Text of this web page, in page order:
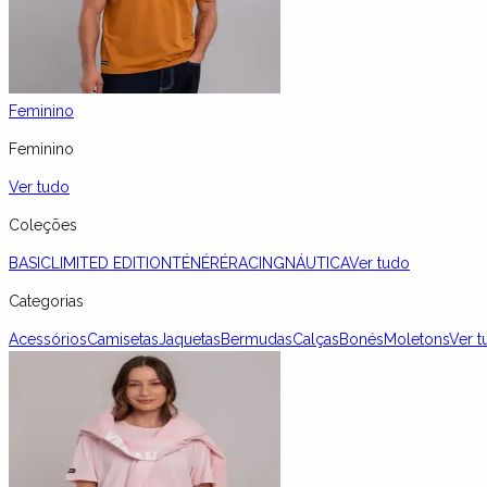
Feminino
Feminino
Ver tudo
Coleções
BASIC LIMITED EDITIONTÉNÉRÉRACINGNÁUTICAVer tudo
Categorias
AcessóriosCamisetasJaquetasBermudasCalçasBonésMoletonsVer